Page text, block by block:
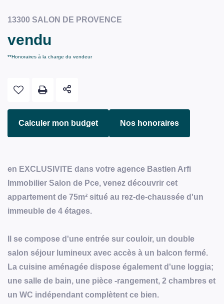
13300 SALON DE PROVENCE
vendu
**Honoraires à la charge du vendeur
Calculer mon budget Nos honoraires
en EXCLUSIVITE dans votre agence Bastien Arfi
Immobilier Salon de Pce, venez découvrir cet
appartement de 75m² situé au rez-de-chaussée d'un
immeuble de 4 étages.
Il se compose d'une entrée sur couloir, un double
salon séjour lumineux avec accès à un balcon fermé.
La cuisine aménagée dispose également d'une loggia;
une salle de bain, une pièce -rangement, 2 chambres et
un WC indépendant complètent ce bien.